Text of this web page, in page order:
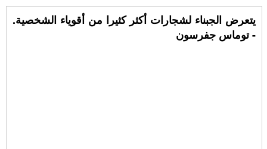
يتعرض الجبناء لشجارات أكثر كثيرا من أقوياء الشخصية.
- توماس جفرسون